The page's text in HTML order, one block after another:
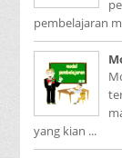
pembelajaran
yang kian ...